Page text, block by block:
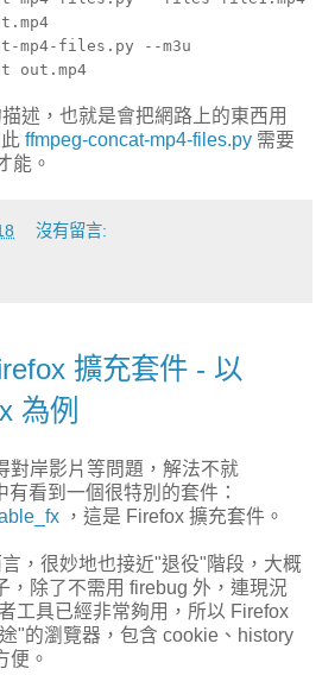
mp4-files.py --m3u
out.mp4
述，也就是會把網路上的東西用
ffmpeg-concat-mp4-files.py 需要
能。
沒有留言:
擴充套件 - 以
為例
對岸影片等問題，解法不就
看到一個很特別的套件：
，這是 Firefox 擴充套件。
，很妙地也接近"退役"階段，大概
，除了不需用 firebug 外，連現況
工具已經非常夠用，所以 Firefox
"的瀏覽器，包含 cookie、history
便。